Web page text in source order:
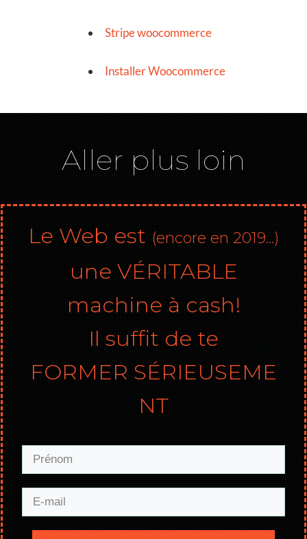
Stripe woocommerce
Installer Woocommerce
Aller plus loin
Le Web est (encore en 2019...)
une VÉRITABLE
machine à cash!
Il suffit de te
FORMER SÉRIEUSEME
NT